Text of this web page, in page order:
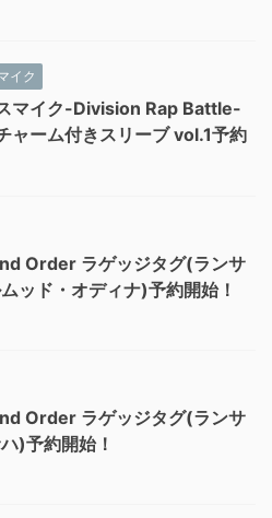
イク
マイク-Division Rap Battle-
ャーム付きスリーブ vol.1予約
Order ラゲッジタグ(ランサ
ッド・オディナ)予約開始！
Order ラゲッジタグ(ランサ
)予約開始！